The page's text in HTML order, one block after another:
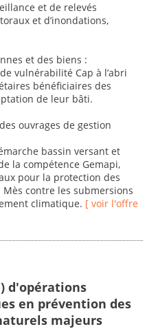
et de relevés
et d’inondations,
et des biens :
vulnérabilité Cap à l’abri
bénéficiaires des
de leur bâti.
ouvrages de gestion
bassin versant et
la compétence Gemapi,
pour la protection des
contre les submersions
climatique. [ voir l'offre
d'opérations
en prévention des
majeurs